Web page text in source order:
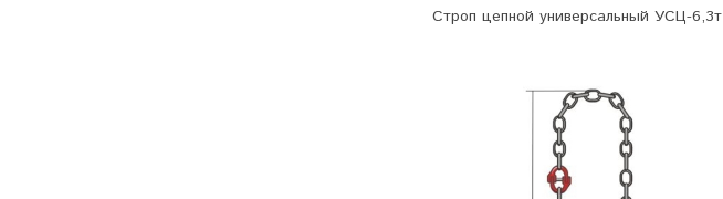
Строп цепной универсальный УСЦ-6,3т